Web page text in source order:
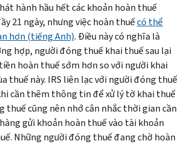
hành hầu hết các khoản hoàn thuế
21 ngày, nhưng việc hoàn thuếcó thể
hơn (tiếng Anh). Điều này có nghĩa là
hợp, người đóng thuế khai thuế sau lại
hoàn thuế sớm hơn so với người khai
thuế này. IRS liên lạc với người đóng thuế
cần thêm thông tin để xử lý tờ khai thuế
thuế cũng nên nhớ cân nhắc thời gian cần
gửi khoản hoàn thuế vào tài khoản
Những người đóng thuế đang chờ hoàn